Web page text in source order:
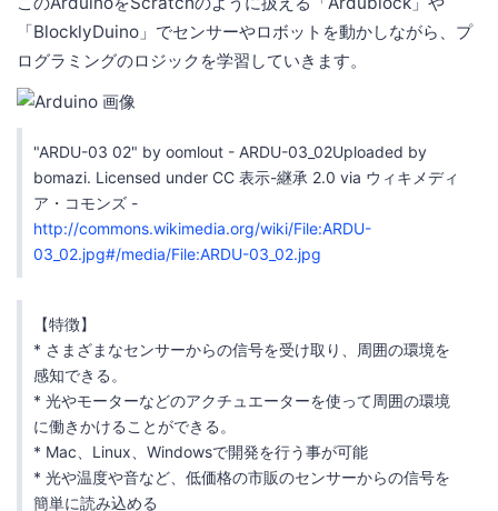
「BlocklyDuino」でセンサーやロボットを動かしながら、プ
ログラミングのロジックを学習していきます。
"ARDU-03 02" by oomlout - ARDU-03_02Uploaded by
bomazi. Licensed under CC 表示-継承 2.0 via ウィキメディ
ア・コモンズ -
http://commons.wikimedia.org/wiki/File:ARDU-
03_02.jpg#/media/File:ARDU-03_02.jpg
【特徴】
* さまざまなセンサーからの信号を受け取り、周囲の環境を
感知できる。
* 光やモーターなどのアクチュエーターを使って周囲の環境
に働きかけることができる。
* Mac、Linux、Windowsで開発を行う事が可能
* 光や温度や音など、低価格の市販のセンサーからの信号を
簡単に読み込める